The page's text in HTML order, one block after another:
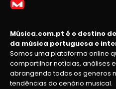
Música.com.pt é o destino
da música portuguesa e
Somos uma plataforma online
compartilhar notícias, análises
abrangendo todos os generos
tendências do cenário musical.